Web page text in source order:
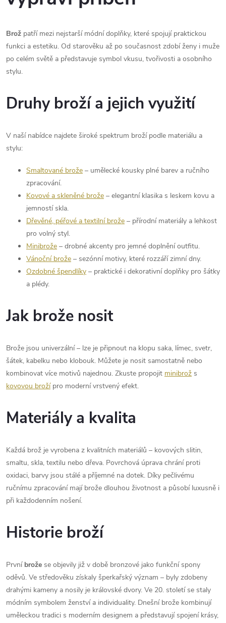
p
r
k
v
o
á
n
í
Brož patří mezi nejstarší módní doplňky, které spojují praktickou
funkci a estetiku. Od starověku až po současnost zdobí ženy i muže
po celém světě a představuje symbol vkusu, tvořivosti a osobního
stylu.
Druhy broží a jejich využití
V naší nabídce najdete široké spektrum broží podle materiálu a
stylu:
Smaltované brože – umělecké kousky plné barev a ručního
zpracování.
Kovové a skleněné brože – elegantní klasika s leskem kovu a
jemností skla.
Dřevěné, péřové a textilní brože – přírodní materiály a lehkost
pro volný styl.
Minibrože – drobné akcenty pro jemné doplnění outfitu.
Vánoční brože – sezónní motivy, které rozzáří zimní dny.
Ozdobné špendlíky – praktické i dekorativní doplňky pro šátky
a plédy.
Jak brože nosit
Brože jsou univerzální – lze je připnout na klopu saka, límec, svetr,
šátek, kabelku nebo klobouk. Můžete je nosit samostatně nebo
kombinovat více motivů najednou. Zkuste propojit minibrož s
kovovou brožípro moderní vrstvený efekt.
Materiály a kvalita
Každá brož je vyrobena z kvalitních materiálů – kovových slitin,
smaltu, skla, textilu nebo dřeva. Povrchová úprava chrání proti
oxidaci, barvy jsou stálé a příjemné na dotek. Díky pečlivému
ručnímu zpracování mají brože dlouhou životnost a působí luxusně i
při každodenním nošení.
Historie broží
První brože se objevily již v době bronzové jako funkční spony
oděvů. Ve středověku získaly šperkařský význam – byly zdobeny
drahými kameny a nosily je královské dvory. Ve 20. století se staly
módním symbolem ženství a individuality. Dnešní brože kombinují
uměleckou tradici s moderním designem a představují spojení krásy,